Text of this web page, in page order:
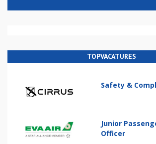
TOPVACATURES
Safety &
Junior
Officer